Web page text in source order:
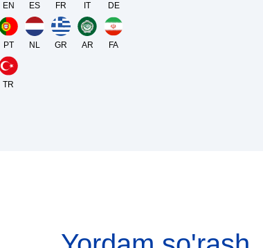
EN ES FR IT DE
PT NL GR AR FA
TR